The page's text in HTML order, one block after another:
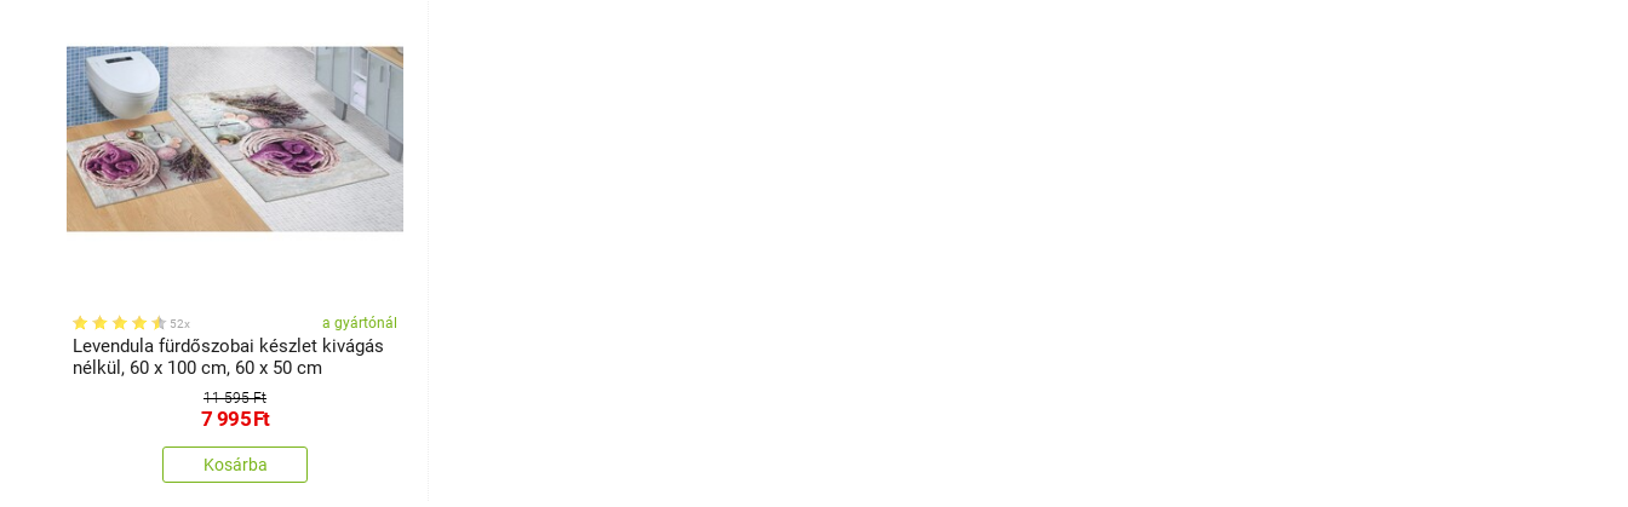
52x a gyártónál
Levendula fürdőszobai készlet kivágás
nélkül, 60 x 100 cm, 60 x 50 cm
11 595 Ft
7 995Ft
Kosárba